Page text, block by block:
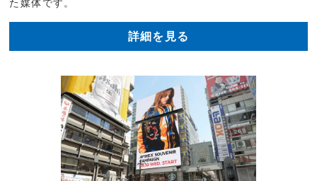
た媒体です。
詳細を見る